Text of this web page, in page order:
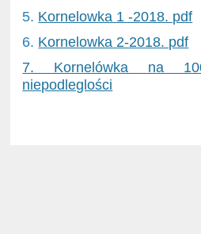
5. Kornelowka 1 -2018. pdf
6. Kornelowka 2-2018. pdf
7. Kornelówka na
niepodleglości